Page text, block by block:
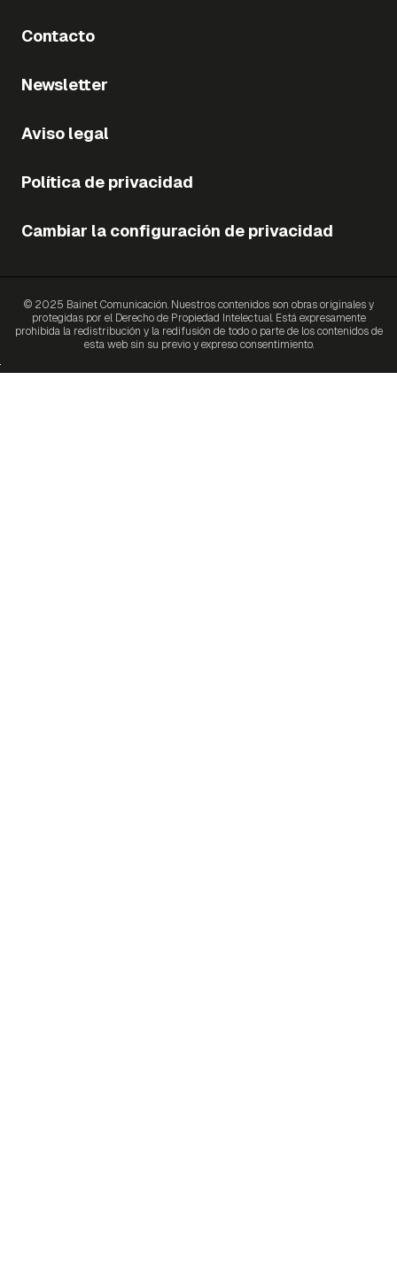
Contacto
Newsletter
Aviso legal
Política de privacidad
Cambiar la configuración de privacidad
© 2025 Bainet Comunicación. Nuestros contenidos son obras originales y
protegidas por el Derecho de Propiedad Intelectual. Está expresamente
prohibida la redistribución y la redifusión de todo o parte de los contenidos de
esta web sin su previo y expreso consentimiento.